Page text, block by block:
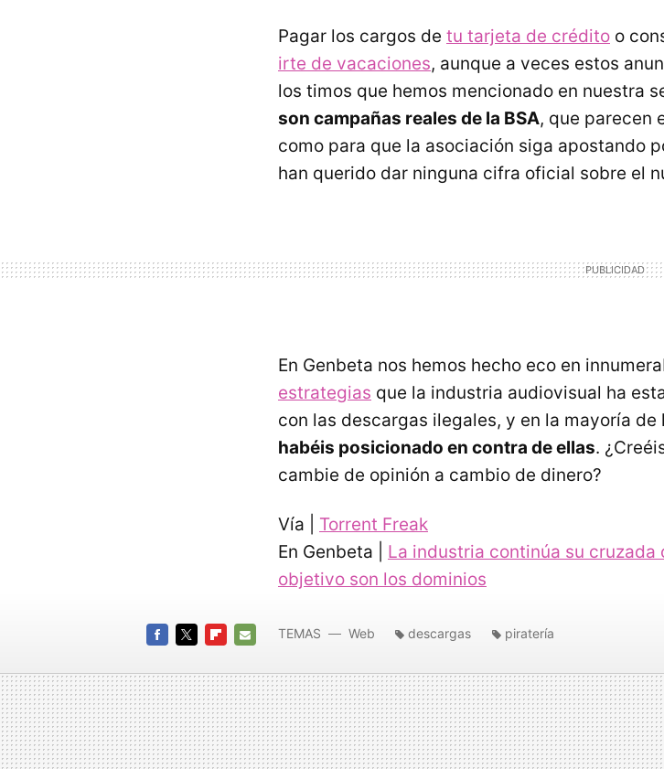
Pagar los cargos de tu tarjeta de crédito o
irte de vacaciones, aunque a veces estos
los timos que hemos mencionado en nuestra
son campañas reales de la BSA, que parecen
como para que la asociación siga apostando
han querido dar ninguna cifra oficial sobre el
En Genbeta nos hemos hecho eco en
estrategias que la industria audiovisual ha
con las descargas ilegales, y en la mayoría de
habéis posicionado en contra de ellas.
cambie de opinión a cambio de dinero?
Vía | Torrent Freak
En Genbeta | La industria continúa su
objetivo son los dominios
MAIL
TEMAS Web descargas piratería